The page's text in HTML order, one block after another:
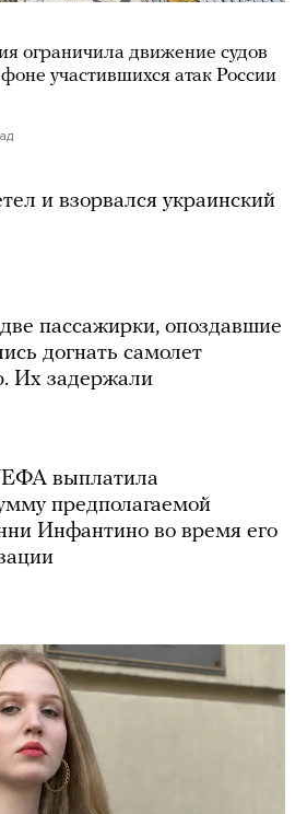
ограничила движение судов
участившихся атак России
и взорвался украинский
пассажирки, опоздавшие
догнать самолет
Их задержали
выплатила
предполагаемой
Инфантино во время его